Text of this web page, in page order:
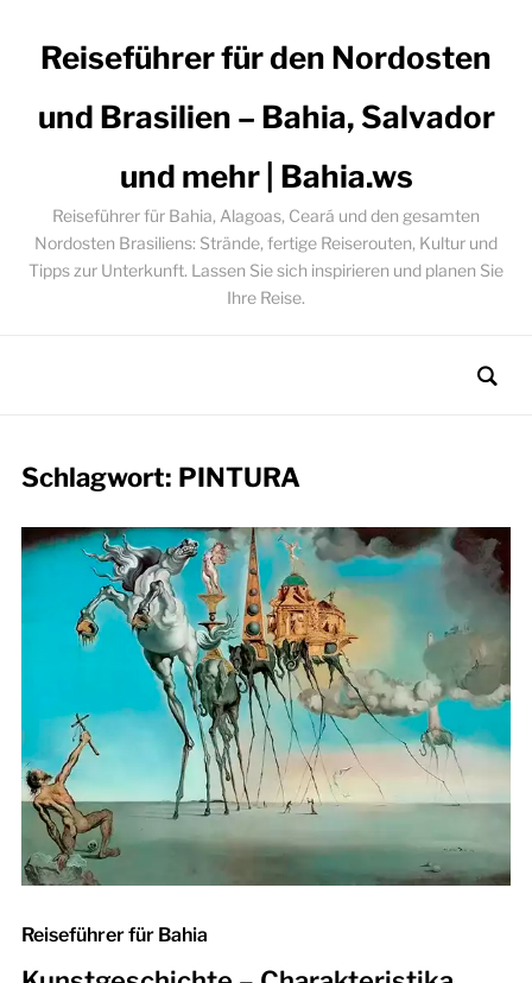
Reiseführer für den Nordosten
und Brasilien – Bahia, Salvador
und mehr | Bahia.ws
Reiseführer für Bahia, Alagoas, Ceará und den gesamten
Nordosten Brasiliens: Strände, fertige Reiserouten, Kultur und
Tipps zur Unterkunft. Lassen Sie sich inspirieren und planen Sie
Ihre Reise.
Schlagwort: PINTURA
Reiseführer für Bahia